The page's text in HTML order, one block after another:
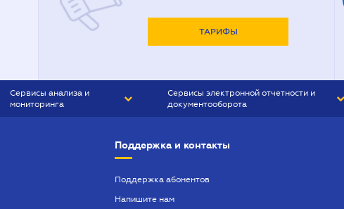
ТАРИФЫ
Сервисы анализа и
мониторинга
Сервисы электронной отчетности и
документооборота
Поддержка и контакты
Поддержка абонентов
Напишите нам